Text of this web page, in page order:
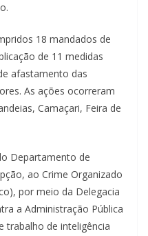
18 mandados de
de 11 medidas
afastamento das
As ações ocorreram
Camaçari, Feira de
Departamento de
ao Crime Organizado
por meio da Delegacia
a Administração Pública
trabalho de inteligência